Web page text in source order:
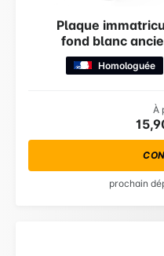
Plaque
fond blanc
Homologuée
À
prochain